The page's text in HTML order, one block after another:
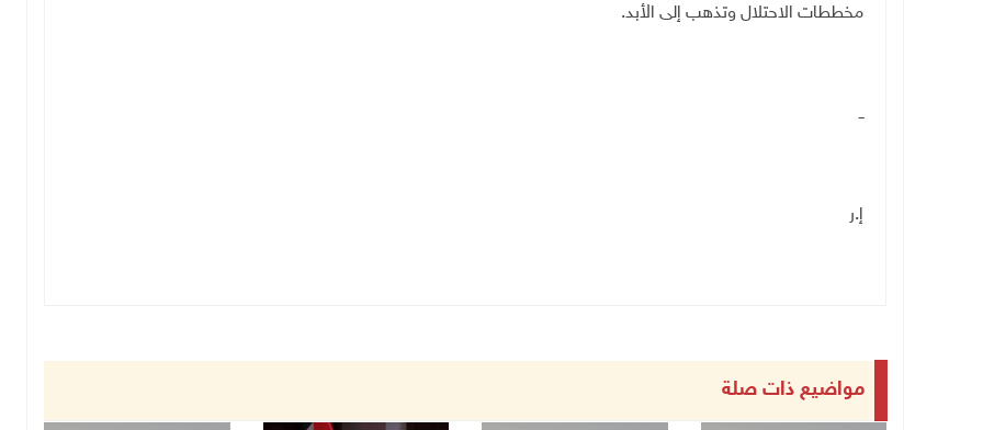
مخططات الاحتلال وتذهب إلى الأبد.
ــ
إ.ر
مواضيع ذات صلة